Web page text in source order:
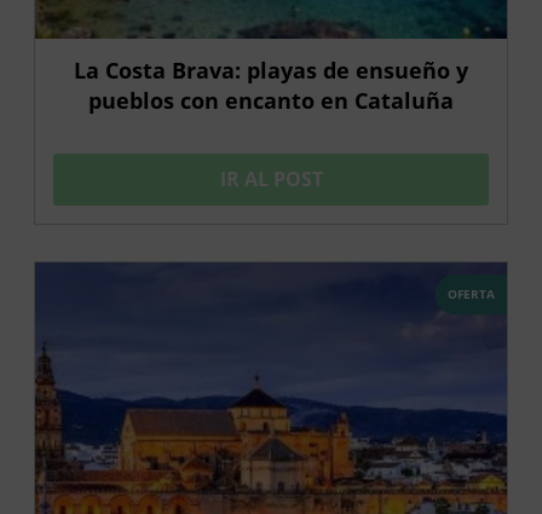
La Costa Brava: playas de ensueño y
pueblos con encanto en Cataluña
IR AL POST
OFERTA